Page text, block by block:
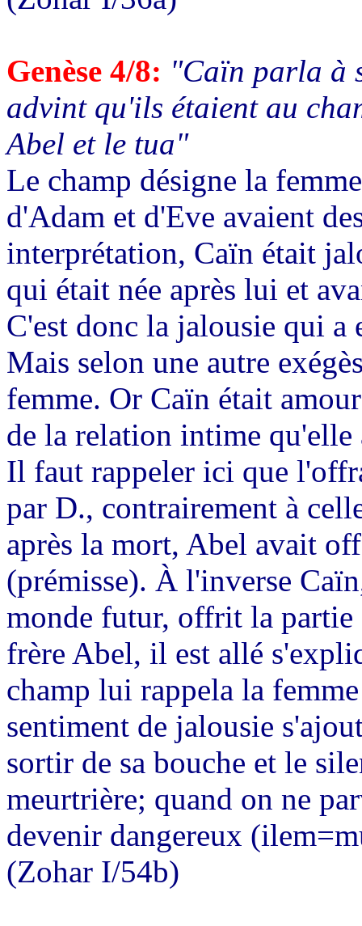
Genèse 4/8: "Caïn parla à
advint qu'ils étaient au
Abel et le tua"
Le champ désigne la
d'Adam et d'Eve avaient
interprétation, Caïn était
qui était née après lui et
C'est donc la jalousie qui
Mais selon une autre
femme. Or Caïn était
de la relation intime
Il faut rappeler ici que
par D., contrairement à
après la mort, Abel avait
(prémisse). À l'inverse
monde futur, offrit la partie
frère Abel, il est allé
champ lui rappela la
sentiment de jalousie
sortir de sa bouche et le
meurtrière; quand on ne
devenir dangereux
(Zohar I/54b)